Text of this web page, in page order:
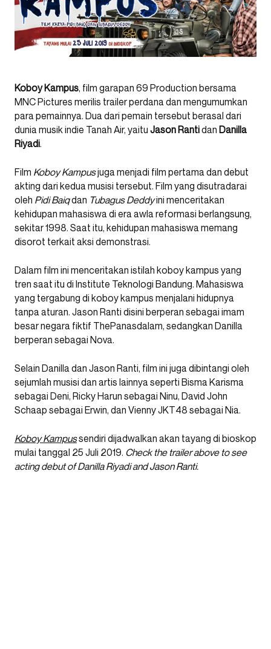
Koboy Kampus, film garapan 69 Production bersama
MNC Pictures merilis trailer perdana dan mengumumkan
para pemainnya. Dua dari pemain tersebut berasal dari
dunia musik indie Tanah Air, yaitu Jason Rantidan Danilla
Riyadi.
Film Koboy Kampusjuga menjadi film pertama dan debut
akting dari kedua musisi tersebut. Film yang disutradarai
oleh Pidi Baiqdan Tubagus Deddyini menceritakan
kehidupan mahasiswa di era awla reformasi berlangsung,
sekitar 1998. Saat itu, kehidupan mahasiswa memang
disorot terkait aksi demonstrasi.
Dalam film ini menceritakan istilah koboy kampus yang
tren saat itu di Institute Teknologi Bandung. Mahasiswa
yang tergabung di koboy kampus menjalani hidupnya
tanpa aturan. Jason Ranti disini berperan sebagai imam
besar negara fiktif ThePanasdalam, sedangkan Danilla
berperan sebagai Nova.
Selain Danilla dan Jason Ranti, film ini juga dibintangi oleh
sejumlah musisi dan artis lainnya seperti Bisma Karisma
sebagai Deni, Ricky Harun sebagai Ninu, David John
Schaap sebagai Erwin, dan Vienny JKT48 sebagai Nia.
Koboy Kampussendiri dijadwalkan akan tayang di bioskop
mulai tanggal 25 Juli 2019. Check the trailer above to see
acting debut of Danilla Riyadi and Jason Ranti.